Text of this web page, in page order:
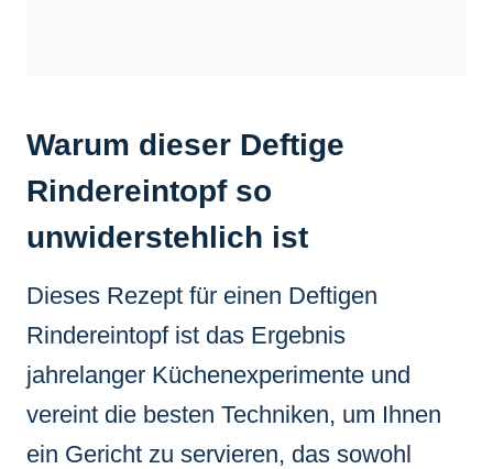
Warum dieser Deftige
Rindereintopf so
unwiderstehlich ist
Dieses Rezept für einen Deftigen
Rindereintopf ist das Ergebnis
jahrelanger Küchenexperimente und
vereint die besten Techniken, um Ihnen
ein Gericht zu servieren, das sowohl